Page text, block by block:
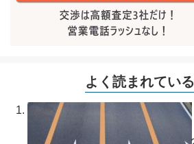
よく読まれてい